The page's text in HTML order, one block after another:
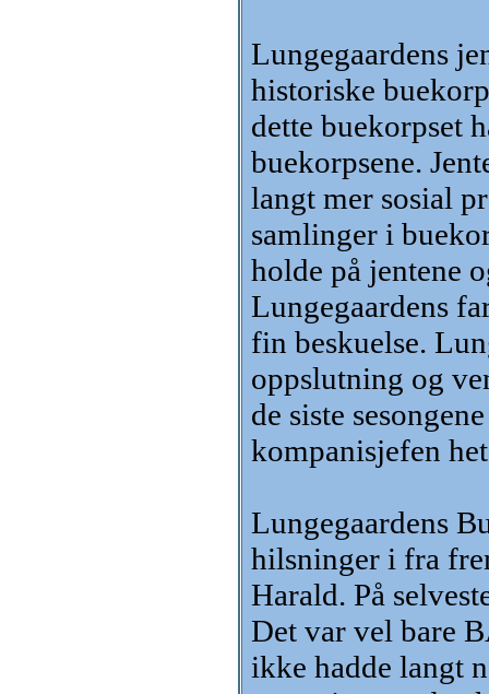
Lungegaardens
historiske
dette buekorpset
buekorpsene.
langt mer sosial
samlinger i
holde på jentene
Lungegaardens
fin beskuelse.
oppslutning og
de siste
kompanisjefen
Lungegaardens
hilsninger i fra
Harald. På
Det var vel bare
ikke hadde langt